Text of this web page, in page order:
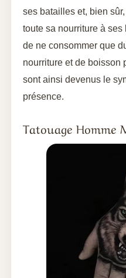
ses batailles et, bien
toute sa nourriture à ses
de ne consommer que
nourriture et de boisson
sont ainsi devenus le
présence.
Tatouage Homme